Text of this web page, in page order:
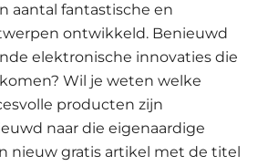
aantal fantastische en
ontwikkeld. Benieuwd
elektronische innovaties die
Wil je weten welke
producten zijn
naar die eigenaardige
nieuw gratis artikel met de titel